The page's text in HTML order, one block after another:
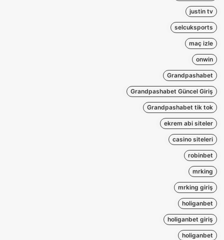
justin tv
selcuksports
maç izle
onwin
Grandpashabet
Grandpashabet Güncel Giriş
Grandpashabet tik tok
ekrem abi siteler
casino siteleri
robinbet
mrking
mrking giriş
holiganbet
holiganbet giriş
holiganbet